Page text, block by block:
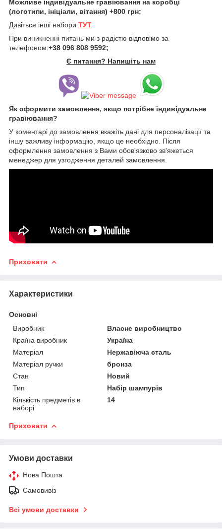
Можливе індивідуальне гравіювання на коробці
(логотипи, ініціали, вітання) +800 грн;
Дивіться інші набори ТУТ
При виникненні питань ми з радістю відповімо за
телефоном:+38 096 808 9592;
Є питання? Напишіть нам
Як оформити замовлення, якщо потрібне індивідуальне
гравіювання?
У коментарі до замовлення вкажіть дані для персоналізації та
іншу важливу інформацію, якщо це необхідно. Після
оформлення замовлення з Вами обов'язково зв'яжеться
менеджер для узгодження деталей замовлення.
Приховати
Характеристики
Основні
Виробник
Власне виробництво
Країна виробник
Україна
Матеріал
Нержавіюча сталь
Матеріал ручки
бронза
Стан
Новий
Тип
Набір шампурів
Кількість предметів в
наборі
14
Приховати
Умови доставки
Нова Пошта
Самовивіз
Всі умови доставки